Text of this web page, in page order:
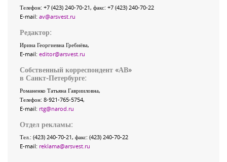
Телефон: +7 (423) 240-70-21, факс: +7 (423) 240-70-22
E-mail: av@arsvest.ru
Редактор:
Ирина Георгиевна Гребнёва,
E-mail: editor@arsvest.ru
Собственный корреспондент «АВ»
в Санкт-Петербурге:
Романенко Татьяна Гаврииловна,
Телефон: 8-921-765-5754,
E-mail: rtg@narod.ru
Отдел рекламы:
Тел.: (423) 240-70-21, факс: (423) 240-70-22
E-mail: reklama@arsvest.ru